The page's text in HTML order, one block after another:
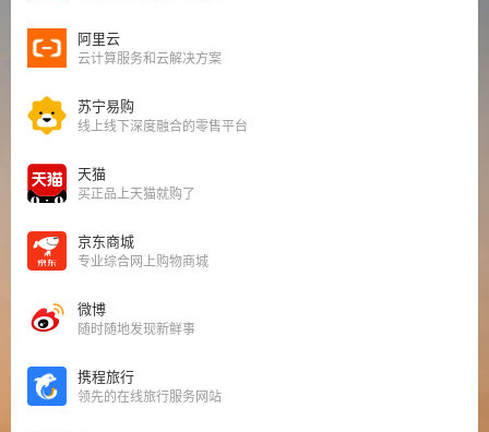
阿里云
云计算服务和云解决方案
苏宁易购
线上线下深度融合的零售平台
天猫
买正品上天猫就购了
京东商城
专业综合网上购物商城
微博
随时随地发现新鲜事
携程旅行
领先的在线旅行服务网站